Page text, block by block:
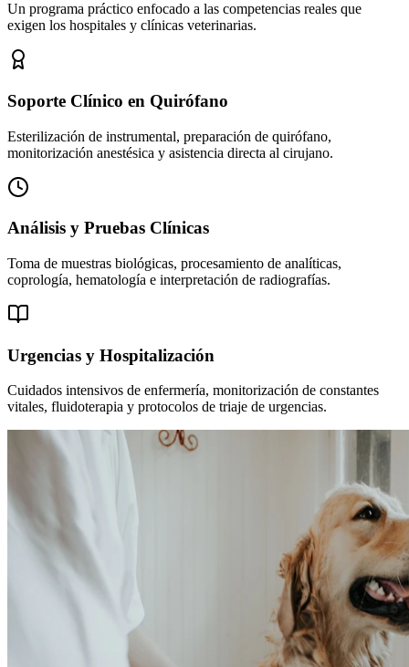
Un programa práctico enfocado a las competencias reales que
exigen los hospitales y clínicas veterinarias.
Soporte Clínico en Quirófano
Esterilización de instrumental, preparación de quirófano,
monitorización anestésica y asistencia directa al cirujano.
Análisis y Pruebas Clínicas
Toma de muestras biológicas, procesamiento de analíticas,
coprología, hematología e interpretación de radiografías.
Urgencias y Hospitalización
Cuidados intensivos de enfermería, monitorización de constantes
vitales, fluidoterapia y protocolos de triaje de urgencias.